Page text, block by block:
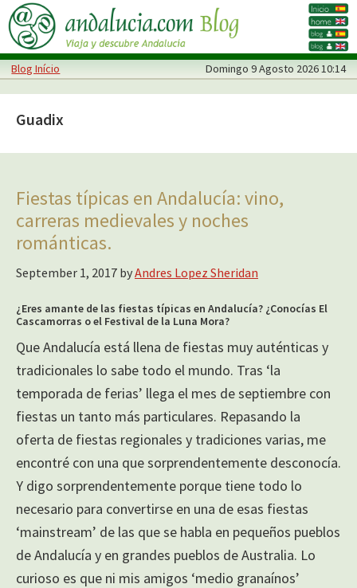
Skip
to
main
content
Skip
to
primary
sidebar
Blog Início Domingo 9 Agosto 2026 10:14
Guadix
Fiestas típicas en Andalucía: vino,
carreras medievales y noches
románticas.
September 1, 2017 byAndres Lopez Sheridan
¿Eres amante de las fiestas típicas en Andalucía? ¿Conocías El
Cascamorras o el Festival de la Luna Mora?
Que Andalucía está llena de fiestas muy auténticas y
tradicionales lo sabe todo el mundo. Tras ‘la
temporada de ferias’ llega el mes de septiembre con
fiestas un tanto más particulares. Repasando la
oferta de fiestas regionales y tradiciones varias, me
encontré con una que sorprendentemente desconocía.
Y digo sorprendentemente porque tiene todo lo
necesario para convertirse en una de esas fiestas
‘mainstream’ de las que se habla en pequeños pueblos
de Andalucía y en grandes pueblos de Australia. Lo
curioso es que ni mis amigos ‘medio granaínos’